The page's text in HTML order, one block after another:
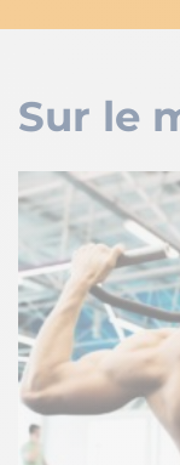
Sur le